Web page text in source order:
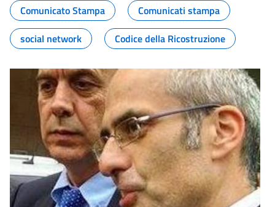
Comunicato Stampa
Comunicati stampa
social network
Codice della Ricostruzione